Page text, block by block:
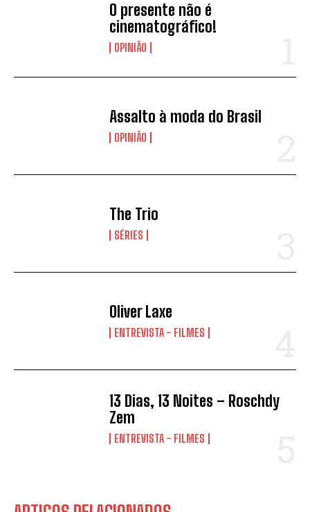
O presente não é
cinematográfico!
OPINIÃO
Assalto à moda do Brasil
OPINIÃO
The Trio
SÉRIES
Oliver Laxe
ENTREVISTA - FILMES
13 Dias, 13 Noites – Roschdy
Zem
ENTREVISTA - FILMES